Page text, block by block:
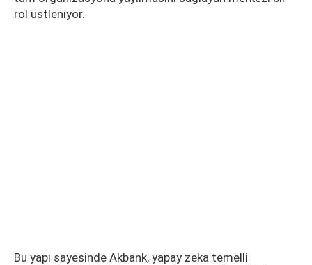
rol üstleniyor.
Bu yapı sayesinde Akbank, yapay zeka temelli